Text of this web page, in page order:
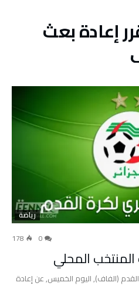
إعادة بعث
رياضة
178
المحلي
القدم (الفاف), اليوم الخميس, عن إعادة